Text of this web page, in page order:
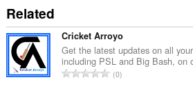
Related
Cricket Arroyo
Get the latest updates on all
including PSL and Big Bash, on
Σ0